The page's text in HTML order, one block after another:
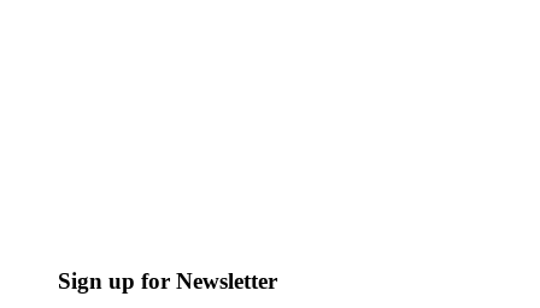
Sign up for Newsletter